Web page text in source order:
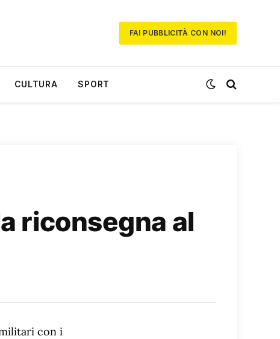
FAI PUBBLICITÀ CON NOI!
CULTURA SPORT
riconsegna al
con i